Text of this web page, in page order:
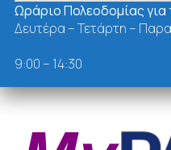
Ωράριο Πολεοδομίας για
Δευτέρα – Τετάρτη –
9:00 – 14:30